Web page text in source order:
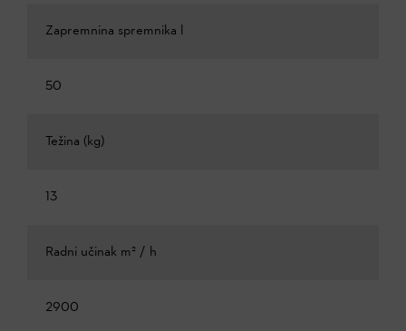
Zapremnina spremnika l
50
Težina (kg)
13
Radni učinak m² / h
2900